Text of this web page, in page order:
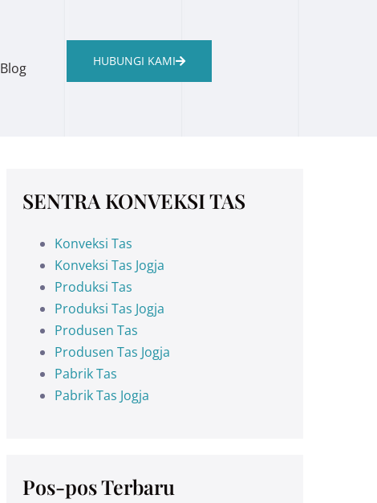
Blog HUBUNGI KAMI
SENTRA KONVEKSI TAS
Konveksi Tas
Konveksi Tas Jogja
Produksi Tas
Produksi Tas Jogja
Produsen Tas
Produsen Tas Jogja
Pabrik Tas
Pabrik Tas Jogja
Pos-pos Terbaru